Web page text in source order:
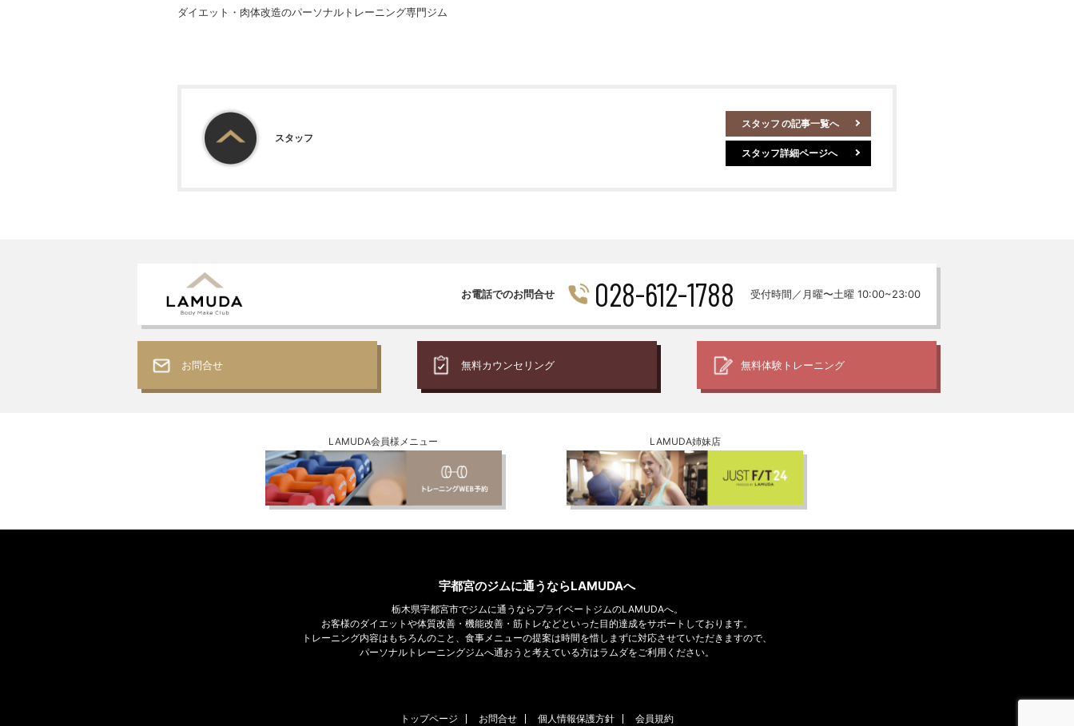
ダイエット・肉体改造のパーソナルトレーニング専門ジム
スタッフ
スタッフ の記事一覧へ
スタッフ詳細ページへ
受付時間／月曜〜土曜 10:00~23:00
028-612-1788
お電話でのお問合せ
お問合せ 無料カウンセリング 無料体験 トレーニング
LAMUDA会員様メニュー LAMUDA姉妹店
宇都宮のジムに通うならLAMUDAへ
栃木県宇都宮市でジムに通うならプライベートジムのLAMUDAへ。
お客様のダイエットや体質改善・機能改善・筋トレなどといった目的達成をサポートしております。
トレーニング内容はもちろんのこと、食事メニューの提案は時間を惜しまずに対応させていただきますので、
パーソナルトレーニングジムへ通おうと考えている方はラムダをご利用ください。
トップページ お問合せ 個人情報保護方針 会員規約